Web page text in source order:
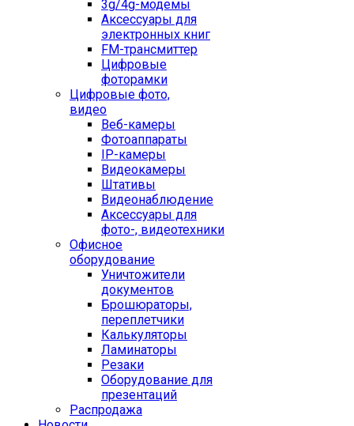
3g/4g-модемы
Аксессуары для
электронных книг
FM-трансмиттер
Цифровые
фоторамки
Цифровые фото,
видео
Веб-камеры
Фотоаппараты
IP-камеры
Видеокамеры
Штативы
Видеонаблюдение
Аксессуары для
фото-, видеотехники
Офисное
оборудование
Уничтожители
документов
Брошюраторы,
переплетчики
Калькуляторы
Ламинаторы
Резаки
Оборудование для
презентаций
Распродажа